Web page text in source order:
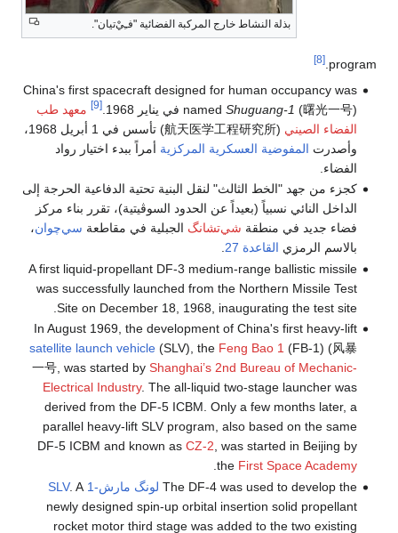
بذلة النشاط خارج المركبة الفضائية "فـِيْ‌تيان".
program.
[8]
China's first spacecraft designed for human occupancy was
named Shuguang-1 (曙光一号) في يناير 1968. [9]
معهد طب
الفضاء الصيني
(航天医学工程研究所) تأسس في 1 أبريل 1968،
وأصدرت المفوضية العسكرية المركزية أمراً ببدء اختيار رواد
الفضاء.
كجزء من جهد "الخط الثالث" لنقل البنية تحتية الدفاعية الحرجة إلى
الداخل النائي نسبياً (بعيداً عن الحدود السوڤيتية)، تقرر بناء مركز
فضاء جديد في منطقة شي‌تشانگ الجبلية في مقاطعة سي‌چوان،
بالاسم الرمزي القاعدة 27
.
A first liquid-propellant DF-3 medium-range ballistic missile
was successfully launched from the Northern Missile Test
Site on December 18, 1968, inaugurating the test site.
In August 1969, the development of China's first heavy-lift
satellite launch vehicle(SLV), the Feng Bao 1 (FB-1) (风暴
一号, was started by Shanghai’s 2nd Bureau of Mechanic-
Electrical Industry. The all-liquid two-stage launcher was
derived from the DF-5 ICBM. Only a few months later, a
parallel heavy-lift SLV program, also based on the same
DF-5 ICBM and known as CZ-2, was started in Beijing by
the First Space Academy
.
The DF-4 was used to develop the لونگ مارش-1 SLV
. A
newly designed spin-up orbital insertion solid propellant
rocket motor third stage was added to the two existing